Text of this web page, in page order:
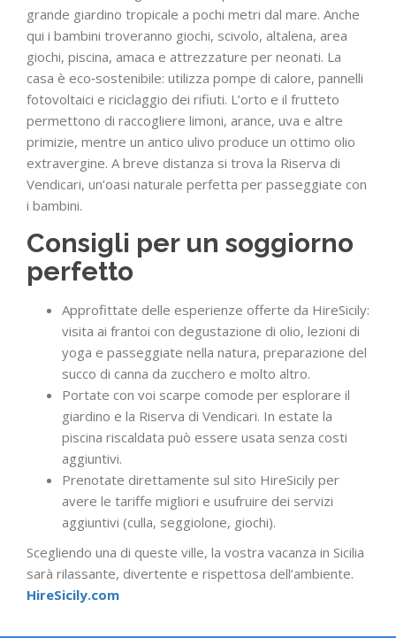
grande giardino tropicale a pochi metri dal mare. Anche
qui i bambini troveranno giochi, scivolo, altalena, area
giochi, piscina, amaca e attrezzature per neonati. La
casa è eco‑sostenibile: utilizza pompe di calore, pannelli
fotovoltaici e riciclaggio dei rifiuti. L’orto e il frutteto
permettono di raccogliere limoni, arance, uva e altre
primizie, mentre un antico ulivo produce un ottimo olio
extravergine. A breve distanza si trova la Riserva di
Vendicari, un’oasi naturale perfetta per passeggiate con
i bambini.
Consigli per un soggiorno
perfetto
Approfittate delle esperienze offerte da HireSicily:
visita ai frantoi con degustazione di olio, lezioni di
yoga e passeggiate nella natura, preparazione del
succo di canna da zucchero e molto altro.
Portate con voi scarpe comode per esplorare il
giardino e la Riserva di Vendicari. In estate la
piscina riscaldata può essere usata senza costi
aggiuntivi.
Prenotate direttamente sul sito HireSicily per
avere le tariffe migliori e usufruire dei servizi
aggiuntivi (culla, seggiolone, giochi).
Scegliendo una di queste ville, la vostra vacanza in Sicilia
sarà rilassante, divertente e rispettosa dell’ambiente.
HireSicily.com